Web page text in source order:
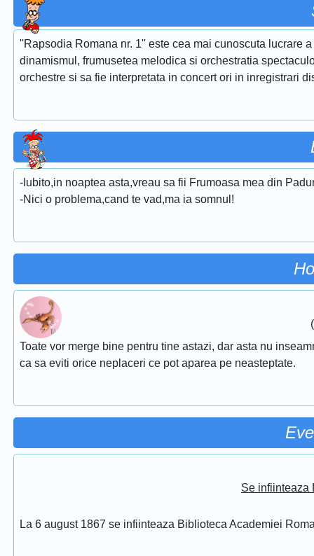
''Rapsodia Romana nr. 1'' este cea mai cunoscuta lucrare
dinamismul, frumusetea melodica si orchestratia
orchestre si sa fie interpretata in concert ori in inregistrari
-Iubito,in noaptea asta,vreau sa fii Frumoasa mea din
-Nici o problema,cand te vad,ma ia somnul!
Toate vor merge bine pentru tine astazi, dar asta nu
ca sa eviti orice neplaceri ce pot aparea pe neasteptate.
Se infiinteaza
La 6 august 1867 se infiinteaza Biblioteca Academiei